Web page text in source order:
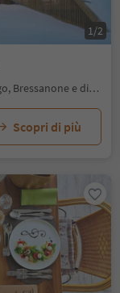
1/2
Villa - Rodengo, Rodengo, Bressanone e dintorni
Scopri di più